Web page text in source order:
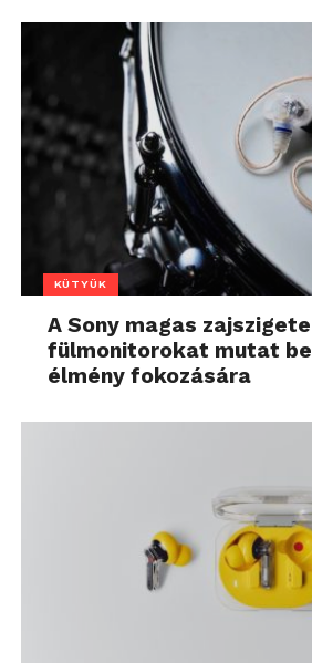
KÜTYÜK
A Sony magas
fülmonitorokat mutat be
élmény fokozására